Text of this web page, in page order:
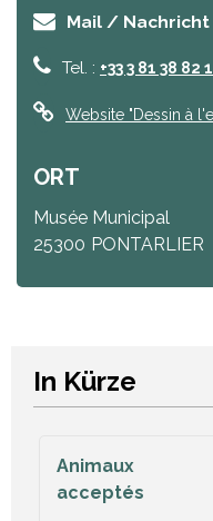
Mail / Nachricht
Tel. : +33 3 81 38 82
Website "Dessin à
ORT
Musée Municipal
25300 PONTARLIER
In Kürze
Animaux
acceptés